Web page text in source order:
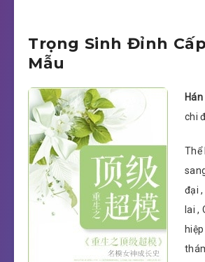
Trọng Sinh Đỉnh
Mẫu
chi
Thể
đại
lai ,